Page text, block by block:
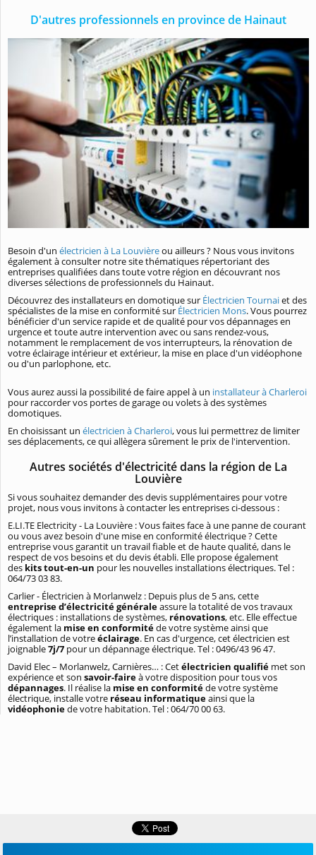
D'autres professionnels en province de Hainaut
Besoin d'un électricien à La Louvièreou ailleurs ? Nous vous invitons
également à consulter notre site thématiques répertoriant des
entreprises qualifiées dans toute votre région en découvrant nos
diverses sélections de professionnels du Hainaut.
Découvrez des installateurs en domotique sur Électricien Tournaiet des
spécialistes de la mise en conformité sur Électricien Mons. Vous pourrez
bénéficier d'un service rapide et de qualité pour vos dépannages en
urgence et toute autre intervention avec ou sans rendez-vous,
notamment le remplacement de vos interrupteurs, la rénovation de
votre éclairage intérieur et extérieur, la mise en place d'un vidéophone
ou d'un parlophone, etc.
Vous aurez aussi la possibilité de faire appel à un installateur à Charleroi
pour raccorder vos portes de garage ou volets à des systèmes
domotiques.
En choisissant un électricien à Charleroi, vous lui permettrez de limiter
ses déplacements, ce qui allègera sûrement le prix de l'intervention.
Autres sociétés d'électricité dans la région de La
Louvière
Si vous souhaitez demander des devis supplémentaires pour votre
projet, nous vous invitons à contacter les entreprises ci-dessous :
E.LI.TE Electricity - La Louvière : Vous faites face à une panne de courant
ou vous avez besoin d'une mise en conformité électrique ? Cette
entreprise vous garantit un travail fiable et de haute qualité, dans le
respect de vos besoins et du devis établi. Elle propose également
des kits tout-en-un pour les nouvelles installations électriques. Tel :
064/73 03 83.
Carlier - Électricien à Morlanwelz : Depuis plus de 5 ans, cette
entreprise d’électricité généraleassure la totalité de vos travaux
électriques : installations de systèmes, rénovations, etc. Elle effectue
également la mise en conformitéde votre système ainsi que
l’installation de votreéclairage. En cas d'urgence, cet électricien est
joignable7j/7 pour un dépannage électrique. Tel : 0496/43 96 47.
David Elec – Morlanwelz, Carnières… : Cetélectricien qualifié met son
expérience et son savoir-faireà votre disposition pour tous vos
dépannages. Il réalise la mise en conformitéde votre système
électrique, installe votre réseau informatiqueainsi que la
vidéophoniede votre habitation. Tel : 064/70 00 63.